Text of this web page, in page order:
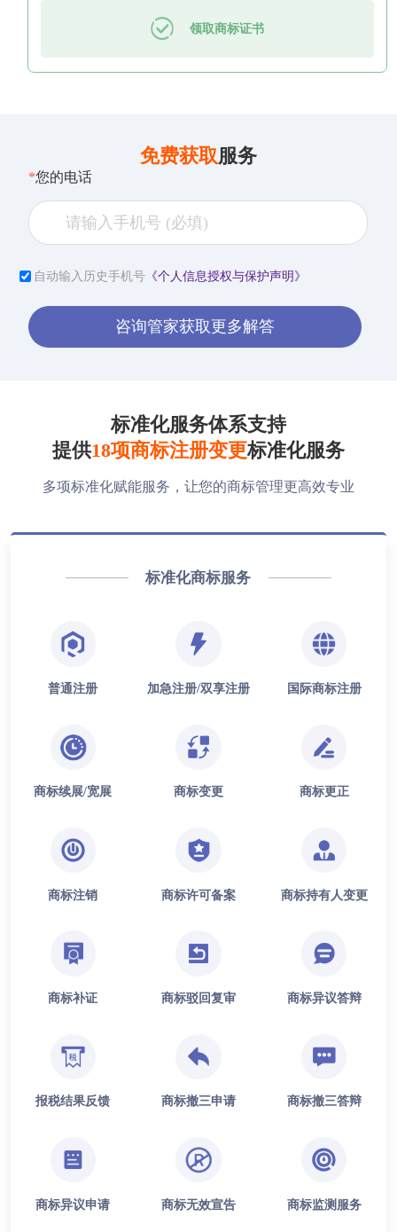
领取商标证书
免费获取服务
*您的电话
自动输入历史手机号《个人信息授权与保护声明》
咨询管家获取更多解答
标准化服务体系支持
提供18项商标注册变更标准化服务
多项标准化赋能服务，让您的商标管理更高效专业
标准化商标服务
普通注册 加急注册/双享注册 国际商标注册
商标续展/宽展 商标变更 商标更正
商标注销 商标许可备案 商标持有人变更
商标补证 商标驳回复审 商标异议答辩
报税结果反馈 商标撤三申请 商标撤三答辩
商标异议申请 商标无效宣告 商标监测服务